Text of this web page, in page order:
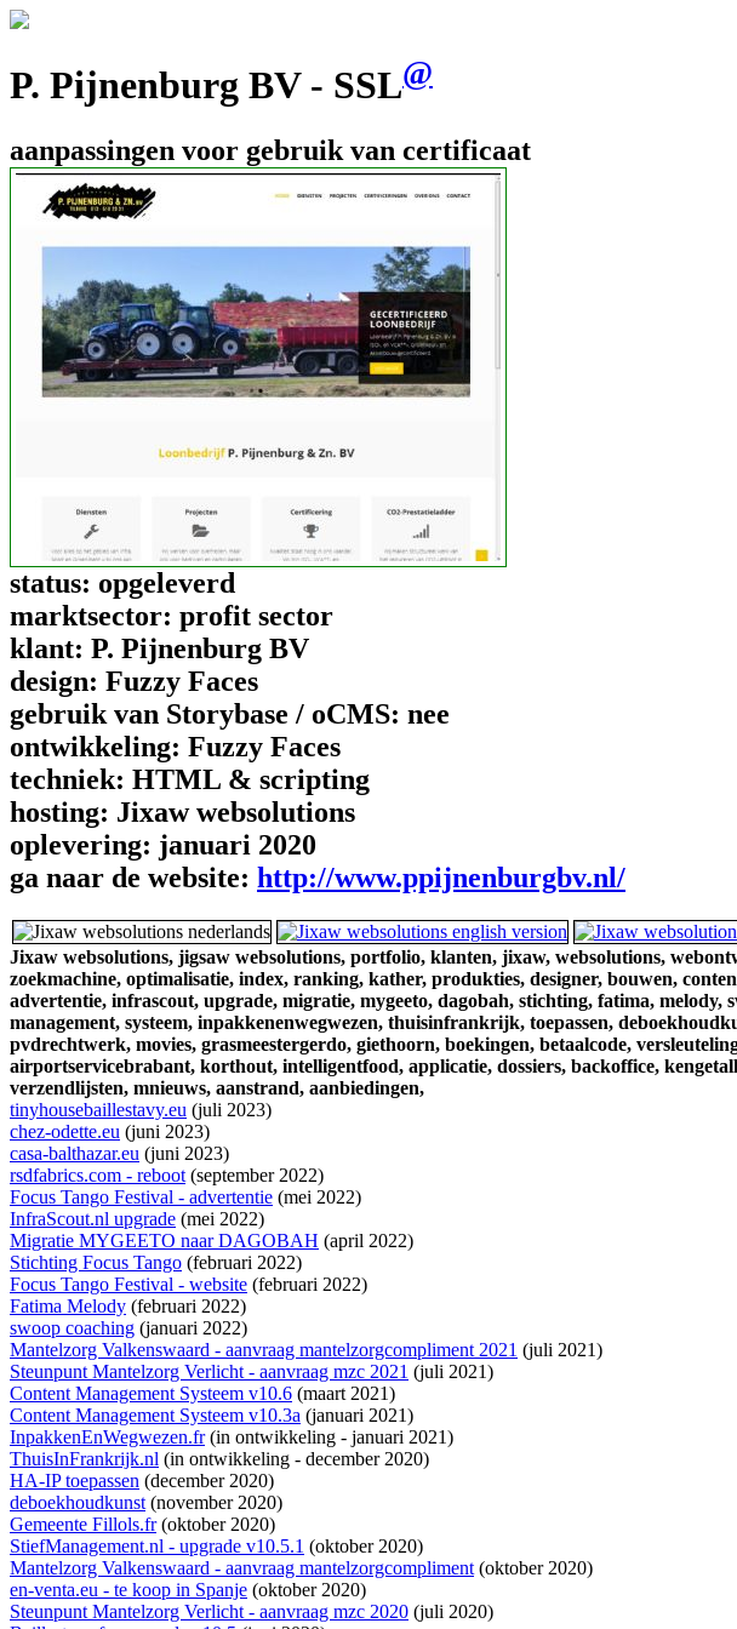
P. Pijnenburg BV - SSL@
aanpassingen voor gebruik van certificaat
status: opgeleverd
marktsector: profit sector
klant: P. Pijnenburg BV
design: Fuzzy Faces
gebruik van Storybase / oCMS: nee
ontwikkeling: Fuzzy Faces
techniek: HTML & scripting
hosting: Jixaw websolutions
oplevering: januari 2020
ga naar de website: http://www.ppijnenburgbv.nl/
Jixaw websolutions, jigsaw websolutions, portfolio, klanten, jixaw, websolutions,
zoekmachine, optimalisatie, index, ranking, kather, produkties, designer, bouwen,
advertentie, infrascout, upgrade, migratie, mygeeto, dagobah, stichting, fatima, melody,
management, systeem, inpakkenenwegwezen, thuisinfrankrijk, toepassen,
pvdrechtwerk, movies, grasmeestergerdo, giethoorn, boekingen, betaalcode,
airportservicebrabant, korthout, intelligentfood, applicatie, dossiers, backoffice,
verzendlijsten, mnieuws, aanstrand, aanbiedingen,
tinyhousebaillestavy.eu (juli 2023)
chez-odette.eu (juni 2023)
casa-balthazar.eu (juni 2023)
rsdfabrics.com - reboot(september 2022)
Focus Tango Festival - advertentie (mei 2022)
InfraScout.nl upgrade (mei 2022)
Migratie MYGEETO naar DAGOBAH (april 2022)
Stichting Focus Tango (februari 2022)
Focus Tango Festival - website (februari 2022)
Fatima Melody (februari 2022)
swoop coaching (januari 2022)
Mantelzorg Valkenswaard - aanvraag mantelzorgcompliment 2021 (juli 2021)
Steunpunt Mantelzorg Verlicht - aanvraag mzc 2021 (juli 2021)
Content Management Systeem v10.6 (maart 2021)
Content Management Systeem v10.3a (januari 2021)
InpakkenEnWegwezen.fr(in ontwikkeling - januari 2021)
ThuisInFrankrijk.nl (in ontwikkeling - december 2020)
HA-IP toepassen (december 2020)
deboekhoudkunst(november 2020)
Gemeente Fillols.fr(oktober 2020)
StiefManagement.nl - upgrade v10.5.1 (oktober 2020)
Mantelzorg Valkenswaard - aanvraag mantelzorgcompliment(oktober 2020)
en-venta.eu - te koop in Spanje (oktober 2020)
Steunpunt Mantelzorg Verlicht - aanvraag mzc 2020 (juli 2020)